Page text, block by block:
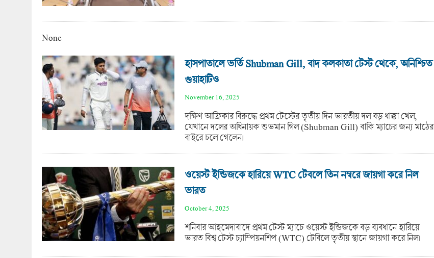
None
হাসপাতালে ভর্তি Shubman Gill, বাদ কলকাতা টেস্ট থেকে, অনিশ্চিত
গুয়াহাটিও
November 16, 2025
দক্ষিণ আফ্রিকার বিরুদ্ধে প্রথম টেস্টের তৃতীয় দিন ভারতীয় দল বড় ধাক্কা খেল,
যেখানে দলের অধিনায়ক শুভমান গিল (Shubman Gill) বাকি ম্যাচের জন্য মাঠের
বাইরে চলে গেলেন।
ওয়েস্ট ইন্ডিজকে হারিয়ে WTC টেবলে তিন নম্বরে জায়গা করে নিল
ভারত
October 4, 2025
শনিবার আহমেদাবাদে প্রথম টেস্ট ম্যাচে ওয়েস্ট ইন্ডিজকে বড় ব্যবধানে হারিয়ে
ভারত বিশ্ব টেস্ট চ্যাম্পিয়নশিপ (WTC) টেবিলে তৃতীয় স্থানে জায়গা করে নিল।